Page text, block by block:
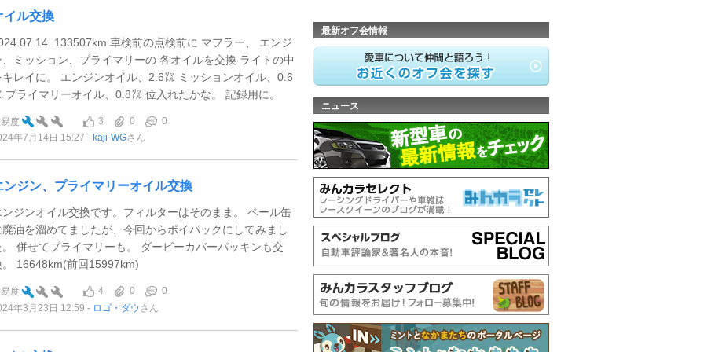
イル交換
133507km 車検前の点検前に マフラー、 エンジ
、ミッション、プライマリーの 各オイルを交換 ライトの中
キレイに。 エンジンオイル、2.6㍑ ミッションオイル、0.6
プライマリーオイル、0.8㍑ 位入れたかな。 記録用に。
度 3 0
0
年7月14日 15:27
kaji-WGさん
ンジン、プライマリーオイル交換
ンジンオイル交換です。フィルターはそのまま。 ペール缶
廃油を溜めてましたが、今回からポイパックにしてみまし
。 併せてプライマリーも。 ダービーカバーパッキンも交
。 16648km(前回15997km)
度 4 0
0
年3月23日 12:59
ロゴ・ダウさん
最新オフ会情報
ニュース